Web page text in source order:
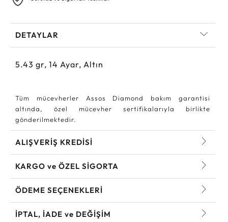
DETAYLAR
5.43 gr, 14 Ayar, Altın
Tüm mücevherler Assos Diamond bakım garantisi
altında, özel mücevher sertifikalarıyla birlikte
gönderilmektedir.
ALIŞVERİŞ KREDİSİ
KARGO ve ÖZEL SİGORTA
ÖDEME SEÇENEKLERİ
İPTAL, İADE ve DEĞİŞİM